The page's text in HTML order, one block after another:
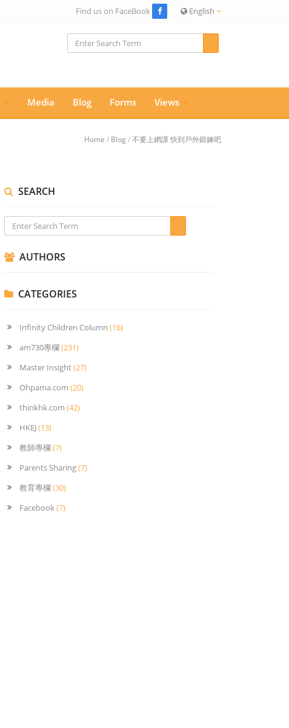
English
Find us on FaceBook
Media Blog Forms Views
Home / Blog /不要上網課 快到戶外鍛鍊吧
SEARCH
AUTHORS
CATEGORIES
Infinity Children Column (16)
am730專欄(231)
Master Insight(27)
Ohpama.com (20)
thinkhk.com (42)
HKEJ(13)
教師專欄(7)
Parents Sharing(7)
教育專欄(30)
Facebook(7)